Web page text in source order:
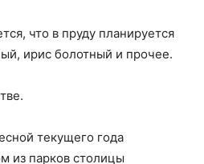
что в пруду планируется
ирис болотный и прочее.
текущего года
из парков столицы